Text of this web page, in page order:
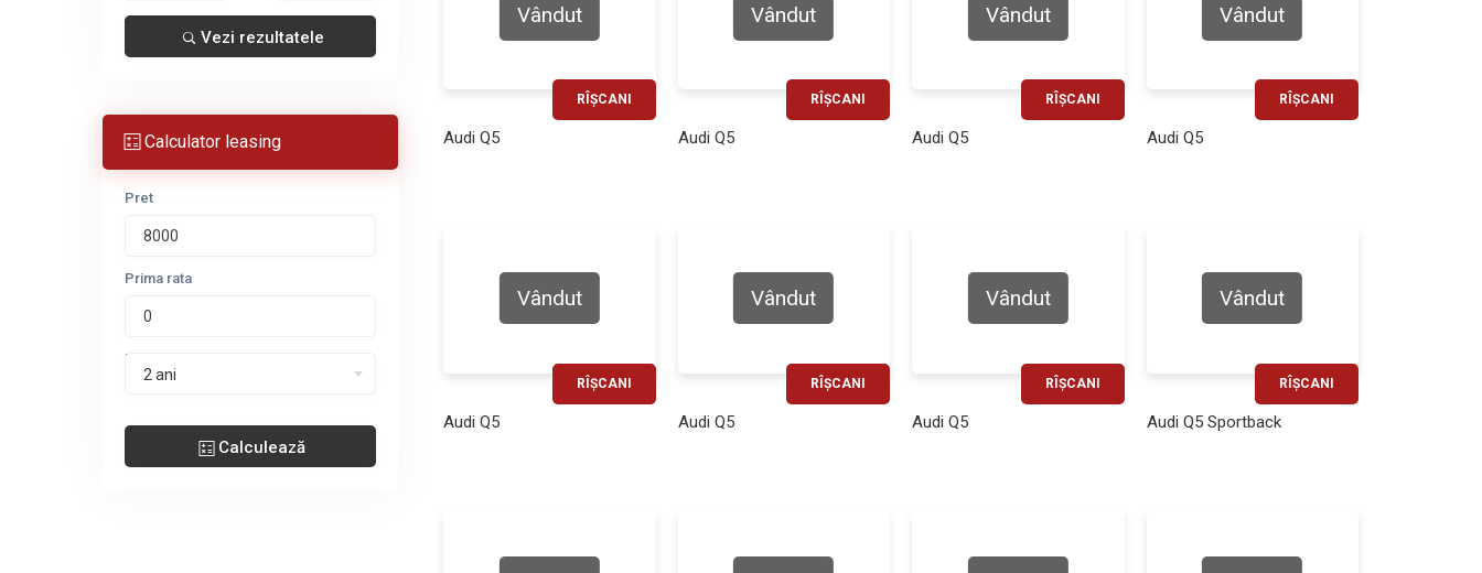
Vezi rezultatele
Calculator leasing
Pret
Prima rata
Perioada leasing
2 ani
Calculează
RÎȘCANI
Vândut
Audi Q5
RÎȘCANI
Vândut
Audi Q5
RÎȘCANI
Vândut
Audi Q5
RÎȘCANI
Vândut
Audi Q5
RÎȘCANI
Vândut
Audi Q5
RÎȘCANI
Vândut
Audi Q5
RÎȘCANI
Vândut
Audi Q5
RÎȘCANI
RATĂ LUNARĂ
Vândut
Audi Q5 Sportback